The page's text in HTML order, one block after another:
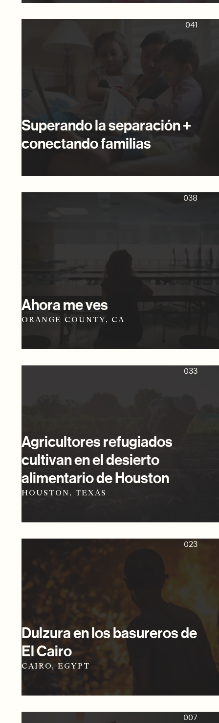
041
Superando la separación +
conectando familias
038
Ahora me ves
ORANGE COUNTY, CA
033
Agricultores refugiados
cultivan en el desierto
alimentario de Houston
HOUSTON, TEXAS
023
Dulzura en los basureros de
El Cairo
CAIRO, EGYPT
007